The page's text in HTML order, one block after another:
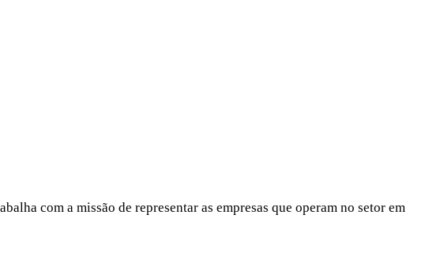
com a missão de representar as empresas que operam no setor em